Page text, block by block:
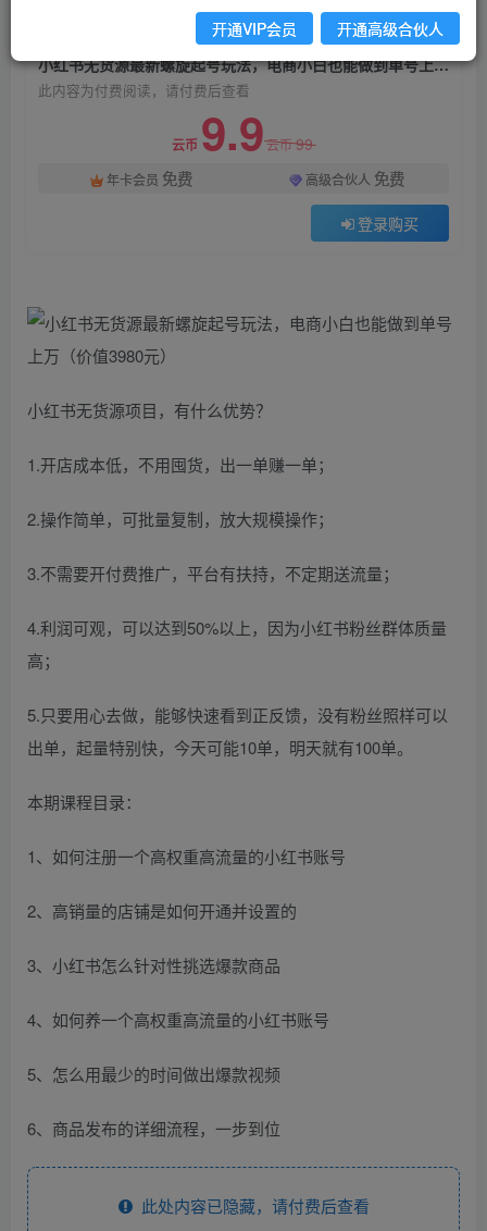
小红书无货源最新螺旋起号玩法，电商小白也能做到单号上万（价值3980元）
此内容为付费阅读，请付费后查看
云币 9.9云币99
年卡会员 免费 高级合伙人 免费
登录购买
小红书无货源项目，有什么优势？
1.开店成本低，不用囤货，出一单赚一单；
2.操作简单，可批量复制，放大规模操作；
3.不需要开付费推广，平台有扶持，不定期送流量；
4.利润可观，可以达到50%以上，因为小红书粉丝群体质量
高；
5.只要用心去做，能够快速看到正反馈，没有粉丝照样可以
出单，起量特别快，今天可能10单，明天就有100单。
本期课程目录：
1、如何注册一个高权重高流量的小红书账号
2、高销量的店铺是如何开通并设置的
3、小红书怎么针对性挑选爆款商品
4、如何养一个高权重高流量的小红书账号
5、怎么用最少的时间做出爆款视频
6、商品发布的详细流程，一步到位
此处内容已隐藏，请付费后查看
开通VIP会员 开通高级合伙人